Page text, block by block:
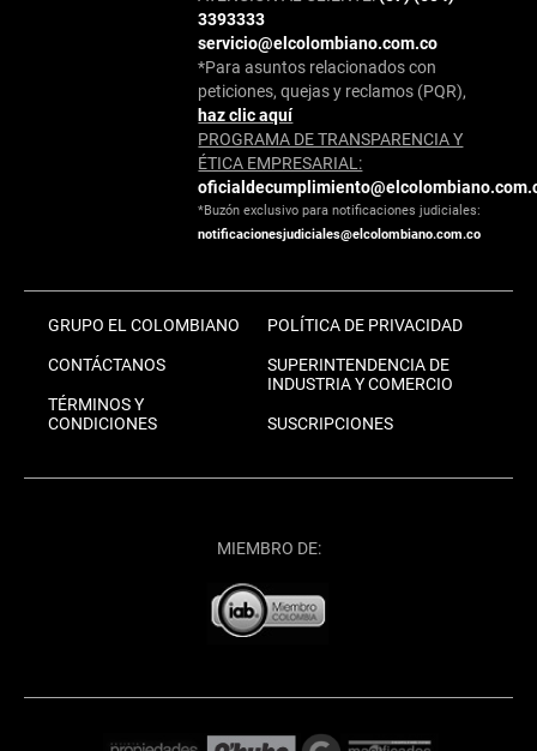
3393333
servicio@elcolombiano.com.co
*Para asuntos relacionados con
peticiones, quejas y reclamos (PQR),
haz clic aquí
PROGRAMA DE TRANSPARENCIA Y
ÉTICA EMPRESARIAL:
*Buzón exclusivo para notificaciones judiciales:
notificacionesjudiciales@elcolombiano.com.co
GRUPO EL COLOMBIANO
CONTÁCTANOS
TÉRMINOS Y
CONDICIONES
POLÍTICA DE PRIVACIDAD
SUPERINTENDENCIA DE
INDUSTRIA Y COMERCIO
SUSCRIPCIONES
MIEMBRO DE: